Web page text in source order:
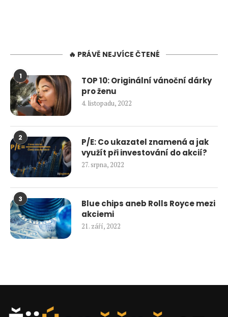
🔥 PRÁVĚ NEJVÍCE ČTENÉ
1
TOP 10: Originální vánoční dárky
pro ženu
4. listopadu, 2022
2
P/E: Co ukazatel znamená a jak
využít při investování do akcií?
27. srpna, 2022
3
Blue chips aneb Rolls Royce mezi
akciemi
21. září, 2022